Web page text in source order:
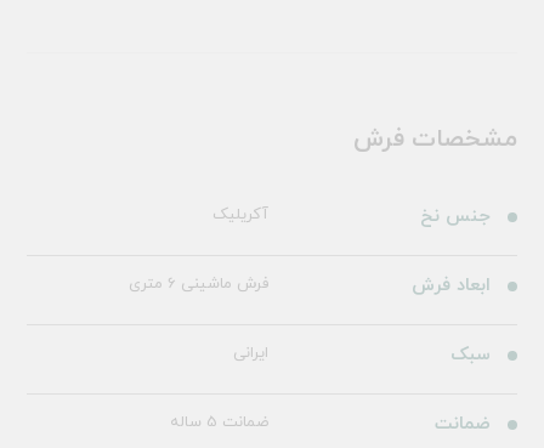
مشخصات فرش
جنس نخ آکریلیک
ابعاد فرش فرش ماشینی 6 متری
سبک ایرانی
ضمانت ضمانت 5 ساله